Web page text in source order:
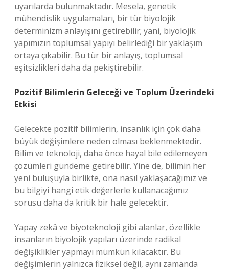
uyarılarda bulunmaktadır. Mesela, genetik
mühendislik uygulamaları, bir tür biyolojik
determinizm anlayışını getirebilir; yani, biyolojik
yapımızın toplumsal yapıyı belirlediği bir yaklaşım
ortaya çıkabilir. Bu tür bir anlayış, toplumsal
eşitsizlikleri daha da pekiştirebilir.
Pozitif Bilimlerin Geleceği ve Toplum Üzerindeki
Etkisi
Gelecekte pozitif bilimlerin, insanlık için çok daha
büyük değişimlere neden olması beklenmektedir.
Bilim ve teknoloji, daha önce hayal bile edilemeyen
çözümleri gündeme getirebilir. Yine de, bilimin her
yeni buluşuyla birlikte, ona nasıl yaklaşacağımız ve
bu bilgiyi hangi etik değerlerle kullanacağımız
sorusu daha da kritik bir hale gelecektir.
Yapay zekâ ve biyoteknoloji gibi alanlar, özellikle
insanların biyolojik yapıları üzerinde radikal
değişiklikler yapmayı mümkün kılacaktır. Bu
değişimlerin yalnızca fiziksel değil, aynı zamanda